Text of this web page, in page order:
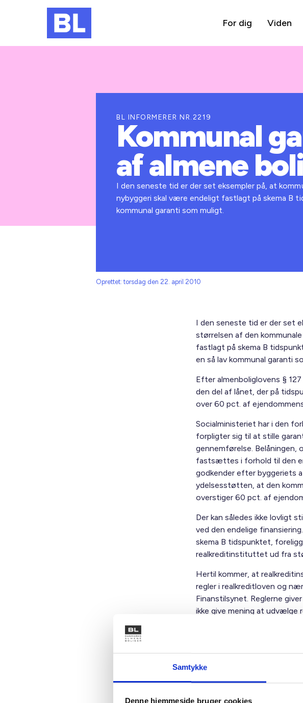
Samtykke
Denne hjemmeside bruger cookies
For dig Viden
BL INFORMERER NR.2219
Kommunal
af almene
I den seneste tid er der set eksempler på, at
nybyggeri skal være endeligt fastlagt på skema B
kommunal garanti som muligt.
Oprettet: torsdag den 22. april 2010
I den seneste tid er der set
størrelsen af den
fastlagt på skema B
en så lav kommunal garanti
Efter almenboliglovens §
den del af lånet, der på
over 60 pct. af
Socialministeriet har i den
forpligter sig til at stille
gennemførelse.
fastsættes i forhold til den
godkender efter byggeriets
ydelsesstøtten, at den
overstiger 60 pct. af
Der kan således ikke lovligt
ved den endelige
skema B tidspunktet,
realkreditinstituttet ud fra
Hertil kommer, at
regler i realkreditloven og
Finanstilsynet. Reglerne
ikke give mening at
Med venlig hilsen
Bent Madsen / Birgitte Fæster